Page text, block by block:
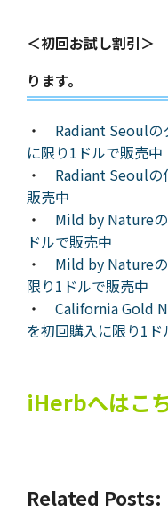
＜初回お試し割引＞
ります。
・ Radiant Seoulの
に限り1ドルで販売中
・ Radiant Seoulの
販売中
・ Mild by Nature
ドルで販売中
・ Mild by Nature
限り1ドルで販売中
・ California Gold
を初回購入に限り1ド
iHerbへはこ
Related Posts: